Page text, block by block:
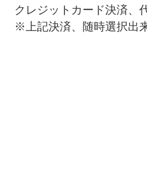
クレジットカード決済、
※上記決済、随時選択出